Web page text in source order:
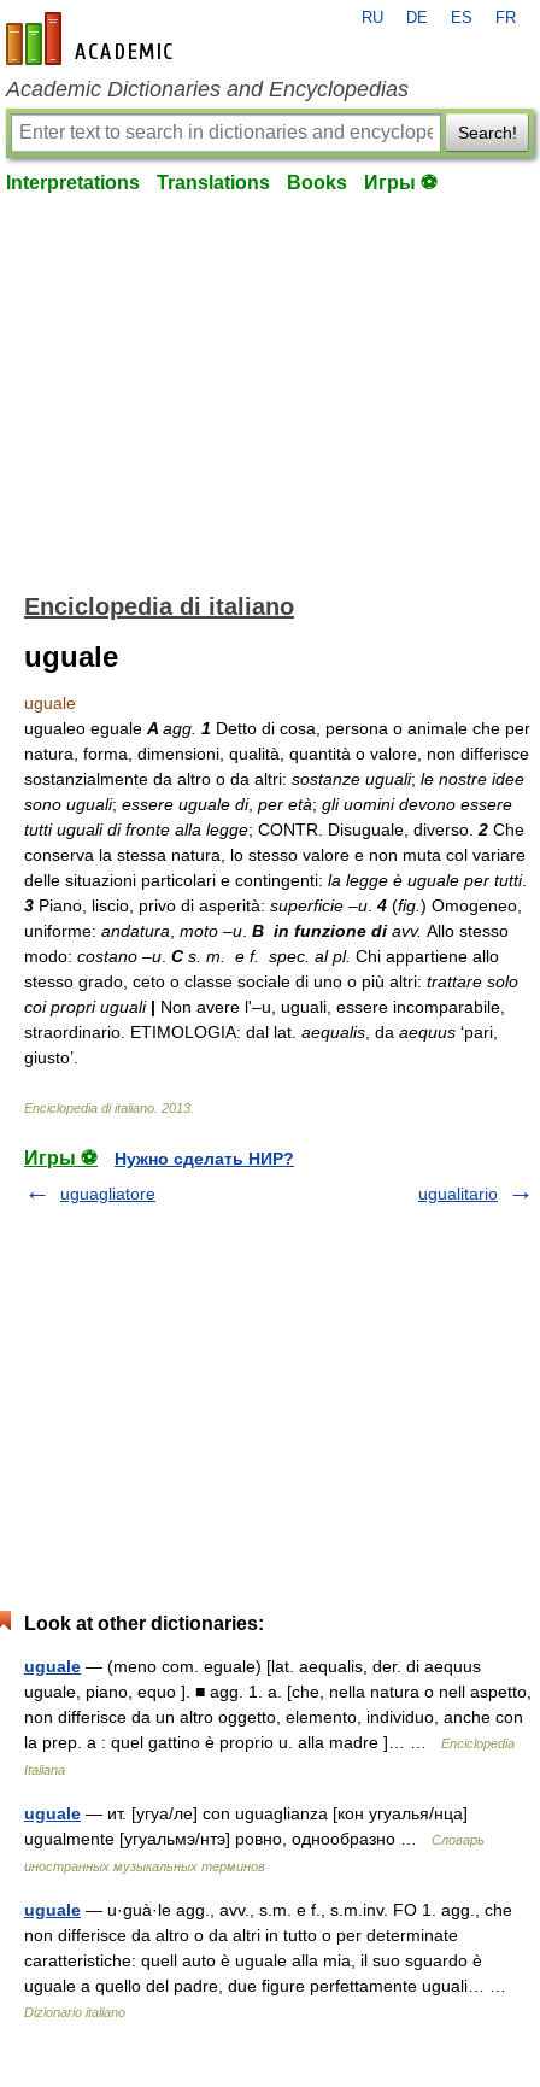
en-academic.com
RU DE ES FR
Academic Dictionaries and Encyclopedias
Search!
Interpretations Translations Books Игры ⚽
Enciclopedia di italiano
uguale
uguale
ugualeo eguale A agg. 1 Detto di cosa, persona o animale che per
natura, forma, dimensioni, qualità, quantità o valore, non differisce
sostanzialmente da altro o da altri: sostanze uguali; le nostre idee
sono uguali; essere uguale di, per età; gli uomini devono essere
tutti uguali di fronte alla legge; CONTR. Disuguale, diverso. 2 Che
conserva la stessa natura, lo stesso valore e non muta col variare
delle situazioni particolari e contingenti: la legge è uguale per tutti.
3 Piano, liscio, privo di asperità: superficie –u 4 (fig. ) Omogeneo,
uniforme: andatura moto –u B in funzione di avv. Allo stesso
modo: costano –u Cs. m. e f. spec. al pl. Chi appartiene allo
stesso grado, ceto o classe sociale di uno o più altri: trattare solo
coi propri uguali | Non avere l'–u, uguali, essere incomparabile,
straordinario. ETIMOLOGIA: dal lat. aequalis , da aequus ‘pari,
giusto’.
Enciclopedia di italiano 2013
Игры ⚽
Нужно сделать НИР?
uguagliatore
ugualitario
Look at other dictionaries:
uguale — (meno com. eguale) [lat. aequalis, der. di aequus
uguale, piano, equo ]. ■ agg. 1. a. [che, nella natura o nell aspetto,
non differisce da un altro oggetto, elemento, individuo, anche con
la prep. a : quel gattino è proprio u. alla madre ]… …
Enciclopedia
Italiana
uguale — ит. [угуа/ле] con uguaglianza [кон угуалья/нца]
ugualmente [угуальмэ/нтэ] ровно, однообразно …
Словарь
иностранных музыкальных терминов
uguale — u·guà·le agg., avv., s.m. e f., s.m.inv. FO 1. agg., che
non differisce da altro o da altri in tutto o per determinate
caratteristiche: quell auto è uguale alla mia, il suo sguardo è
uguale a quello del padre, due figure perfettamente uguali… …
Dizionario italiano